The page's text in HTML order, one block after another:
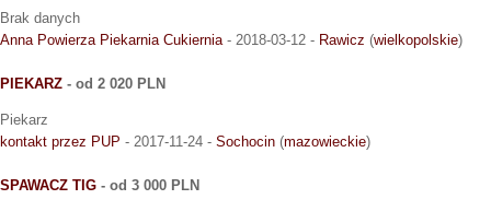
Brak danych
Anna Powierza Piekarnia Cukiernia - 2018-03-12 - Rawicz (wielkopolskie)
PIEKARZ - od 2 020 PLN
Piekarz
kontakt przez PUP - 2017-11-24 - Sochocin (mazowieckie)
SPAWACZ TIG - od 3 000 PLN